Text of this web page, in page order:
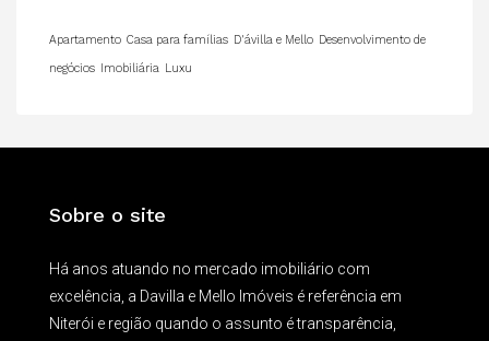
Apartamento Casa para famílias D'ávilla e Mello Desenvolvimento de
negócios Imobiliária Luxu
Sobre o site
Há anos atuando no mercado imobiliário com
excelência, a Davilla e Mello Imóveis é referência em
Niterói e região quando o assunto é transparência,